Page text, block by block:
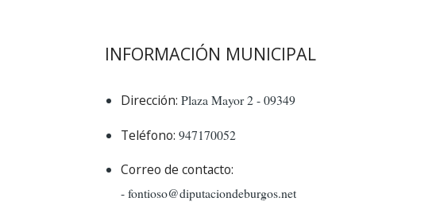
INFORMACIÓN MUNICIPAL
Dirección: Plaza Mayor 2 - 09349
Teléfono: 947170052
Correo de contacto:
- fontioso@diputaciondeburgos.net